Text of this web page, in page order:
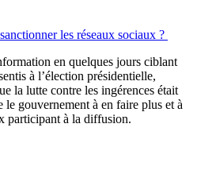
les réseaux sociaux ?
en quelques jours ciblant
à l’élection présidentielle,
la lutte contre les ingérences était
gouvernement à en faire plus et à
participant à la diffusion.